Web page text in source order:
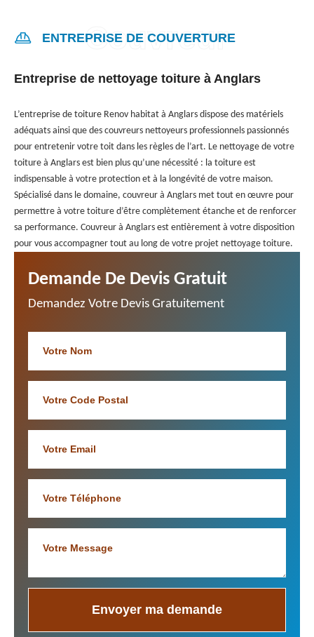
ENTREPRISE DE COUVERTURE
Entreprise de nettoyage toiture à Anglars
L’entreprise de toiture Renov habitat à Anglars dispose des matériels
adéquats ainsi que des couvreurs nettoyeurs professionnels passionnés
pour entretenir votre toit dans les règles de l’art. Le nettoyage de votre
toiture à Anglars est bien plus qu’une nécessité : la toiture est
indispensable à votre protection et à la longévité de votre maison.
Spécialisé dans le domaine, couvreur à Anglars met tout en œuvre pour
permettre à votre toiture d’être complètement étanche et de renforcer
sa performance. Couvreur à Anglars est entièrement à votre disposition
pour vous accompagner tout au long de votre projet nettoyage toiture.
Demande De Devis Gratuit
Demandez Votre Devis Gratuitement